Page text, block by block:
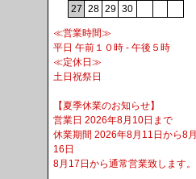
27 28 29 30
≪営業時間≫
平日 午前１０時 - 午後５時
≪定休日≫
土日祝祭日
【夏季休業のお知らせ】
営業日 2026年8月10日まで
休業期間 2026年8月11日から8月
16日
8月17日から通常営業致します。